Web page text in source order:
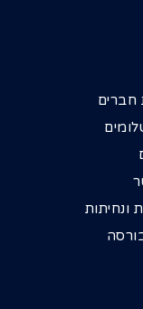
חברים
ונחיתות